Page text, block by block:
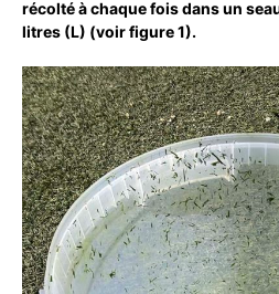
récolté à chaque fois dans un
litres (L) (voir figure 1).